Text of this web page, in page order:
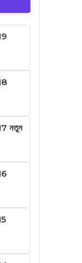
নতুন